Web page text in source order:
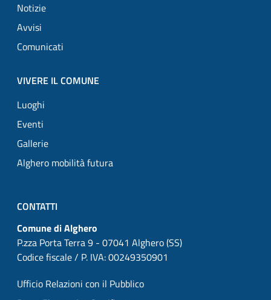
Notizie
Avvisi
Comunicati
VIVERE IL COMUNE
Luoghi
Eventi
Gallerie
Alghero mobilità futura
CONTATTI
Comune di Alghero
P.zza Porta Terra 9 - 07041 Alghero (SS)
Codice fiscale / P. IVA: 00249350901
Ufficio Relazioni con il Pubblico